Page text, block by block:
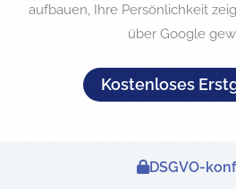
aufbauen, Ihre Persönlichkeit
über Google
Kostenloses
DSGVO-